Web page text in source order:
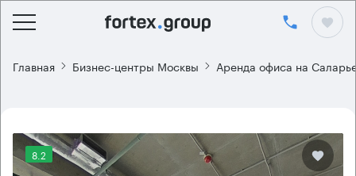
Главная Бизнес-центры Москвы Аренда офиса на
8.2